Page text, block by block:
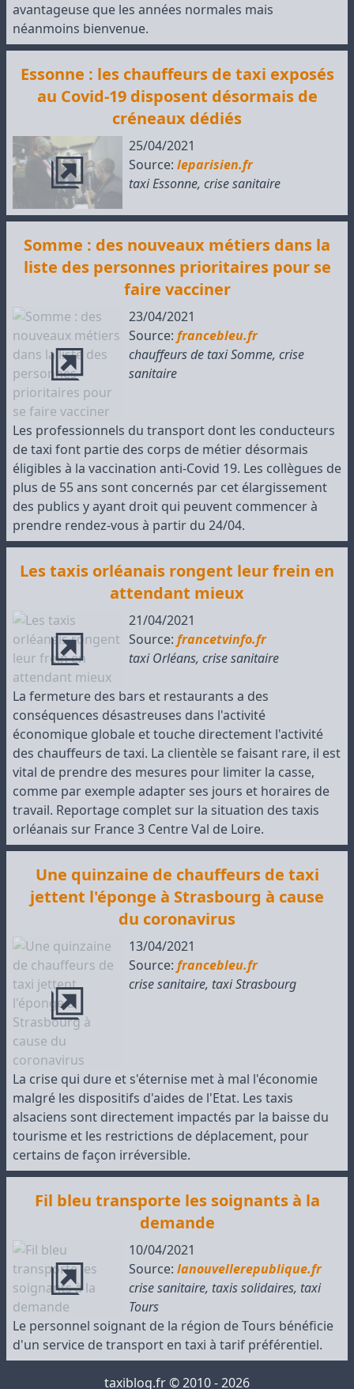
avantageuse que les années normales mais
néanmoins bienvenue.
Essonne : les chauffeurs de taxi exposés
au Covid-19 disposent désormais de
créneaux dédiés
25/04/2021
Source: leparisien.fr
taxi Essonne, crise sanitaire
Somme : des nouveaux métiers dans la
liste des personnes prioritaires pour se
faire vacciner
23/04/2021
Source: francebleu.fr
chauffeurs de taxi Somme, crise
sanitaire
Les professionnels du transport dont les conducteurs
de taxi font partie des corps de métier désormais
éligibles à la vaccination anti-Covid 19. Les collègues de
plus de 55 ans sont concernés par cet élargissement
des publics y ayant droit qui peuvent commencer à
prendre rendez-vous à partir du 24/04.
Les taxis orléanais rongent leur frein en
attendant mieux
21/04/2021
Source: francetvinfo.fr
taxi Orléans, crise sanitaire
La fermeture des bars et restaurants a des
conséquences désastreuses dans l'activité
économique globale et touche directement l'activité
des chauffeurs de taxi. La clientèle se faisant rare, il est
vital de prendre des mesures pour limiter la casse,
comme par exemple adapter ses jours et horaires de
travail. Reportage complet sur la situation des taxis
orléanais sur France 3 Centre Val de Loire.
Une quinzaine de chauffeurs de taxi
jettent l'éponge à Strasbourg à cause
du coronavirus
13/04/2021
Source: francebleu.fr
crise sanitaire, taxi Strasbourg
La crise qui dure et s'éternise met à mal l'économie
malgré les dispositifs d'aides de l'Etat. Les taxis
alsaciens sont directement impactés par la baisse du
tourisme et les restrictions de déplacement, pour
certains de façon irréversible.
Fil bleu transporte les soignants à la
demande
10/04/2021
Source: lanouvellerepublique.fr
crise sanitaire, taxis solidaires, taxi
Tours
Le personnel soignant de la région de Tours bénéficie
d'un service de transport en taxi à tarif préférentiel.
taxiblog.fr © 2010 - 2026